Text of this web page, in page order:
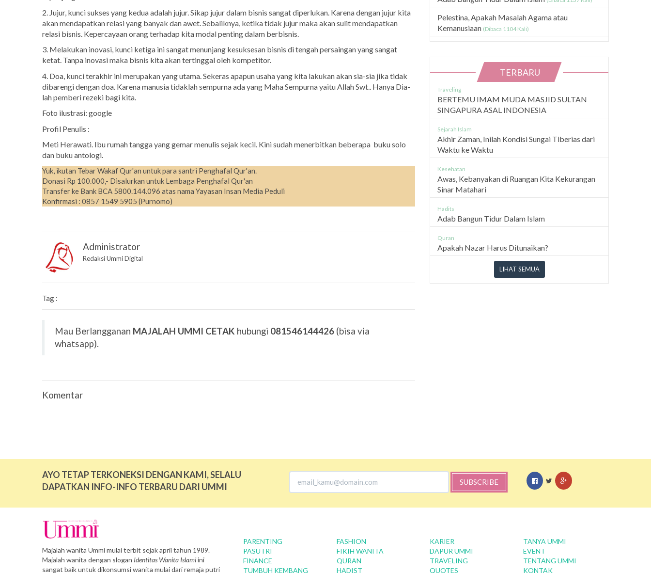
2. Jujur, kunci sukses yang kedua adalah jujur. Sikap jujur dalam bisnis sangat diperlukan. Karena dengan jujur kita
akan mendapatkan relasi yang banyak dan awet. Sebaliknya, ketika tidak jujur maka akan sulit mendapatkan
relasi bisnis. Kepercayaan orang terhadap kita modal penting dalam berbisnis.
3. Melakukan inovasi, kunci ketiga ini sangat menunjang kesuksesan bisnis di tengah persaingan yang sangat
ketat. Tanpa inovasi maka bisnis kita akan tertinggal oleh kompetitor.
4. Doa, kunci terakhir ini merupakan yang utama. Sekeras apapun usaha yang kita lakukan akan sia-sia jika tidak
dibarengi dengan doa. Karena manusia tidaklah sempurna ada yang Maha Sempurna yaitu Allah Swt.. Hanya Dia-
lah pemberi rezeki bagi kita.
Foto ilustrasi: google
Profil Penulis :
Meti Herawati. Ibu rumah tangga yang gemar menulis sejak kecil. Kini sudah menerbitkan beberapa buku solo
dan buku antologi.
Yuk, ikutan Tebar Wakaf Qur'an untuk para santri Penghafal Qur'an.
Donasi Rp 100.000,- Disalurkan untuk Lembaga Penghafal Qur'an
Transfer ke Bank BCA 5800.144.096 atas nama Yayasan Insan Media Peduli
Konfirmasi : 0857 1549 5905 (Purnomo)
Administrator
Redaksi Ummi Digital
Tag :
Mau Berlangganan MAJALAH UMMI CETAK hubungi 081546144426 (bisa via
whatsapp).
Komentar
Pelestina, Apakah Masalah Agama atau
Kemanusiaan (Dibaca 1104 Kali)
TERBARU
Traveling
BERTEMU IMAM MUDA MASJID SULTAN
SINGAPURA ASAL INDONESIA
Sejarah Islam
Akhir Zaman, Inilah Kondisi Sungai Tiberias dari
Waktu ke Waktu
Kesehatan
Awas, Kebanyakan di Ruangan Kita Kekurangan
Sinar Matahari
Hadits
Adab Bangun Tidur Dalam Islam
Quran
Apakah Nazar Harus Ditunaikan?
LIHAT SEMUA
AYO TETAP TERKONEKSI DENGAN KAMI, SELALU
DAPATKAN INFO-INFO TERBARU DARI UMMI
SUBSCRIBE
Majalah wanita Ummi mulai terbit sejak april tahun 1989.
Majalah wanita dengan slogan Identitas Wanita Islamiini
sangat baik untuk dikonsumsi wanita mulai dari remaja putri
PARENTING
PASUTRI
FINANCE
TUMBUH KEMBANG
FASHION
FIKIH WANITA
QURAN
HADIST
KARIER
DAPUR UMMI
TRAVELING
QUOTES
TANYA UMMI
EVENT
TENTANG UMMI
KONTAK